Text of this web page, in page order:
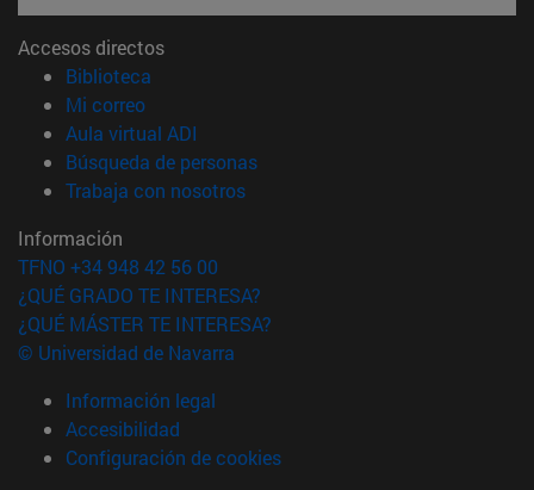
Accesos directos
Biblioteca
Mi correo(abre en nueva ventana)
Aula virtual ADI
Búsqueda de personas(abre en nueva ventana)
Trabaja con nosotros(abre en nueva ventana)
Información
TFNO +34 948 42 56 00
¿QUÉ GRADO TE INTERESA?
¿QUÉ MÁSTER TE INTERESA?
© Universidad de Navarra
Información legal
Accesibilidad
Configuración de cookies